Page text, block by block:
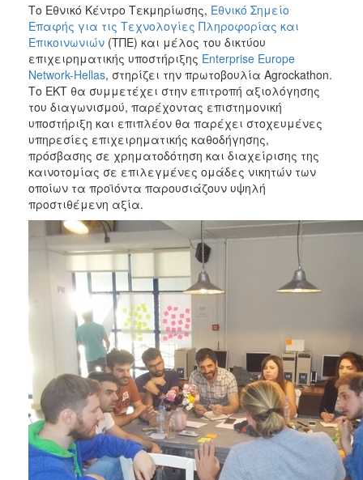
Το Εθνικό Κέντρο Τεκμηρίωσης, Εθνικό Σημείο
Επαφής για τις Τεχνολογίες Πληροφορίας και
Επικοινωνιών (ΤΠΕ) και μέλος του δικτύου
επιχειρηματικής υποστήριξης Enterprise Europe
Network-Hellas, στηρίζει την πρωτοβουλία Agrockathon.
Το ΕΚΤ θα συμμετέχει στην επιτροπή αξιολόγησης
του διαγωνισμού, παρέχοντας επιστημονική
υποστήριξη και επιπλέον θα παρέχει στοχευμένες
υπηρεσίες επιχειρηματικής καθοδήγησης,
πρόσβασης σε χρηματοδότηση και διαχείρισης της
καινοτομίας σε επιλεγμένες ομάδες νικητών των
οποίων τα προϊόντα παρουσιάζουν υψηλή
προστιθέμενη αξία.